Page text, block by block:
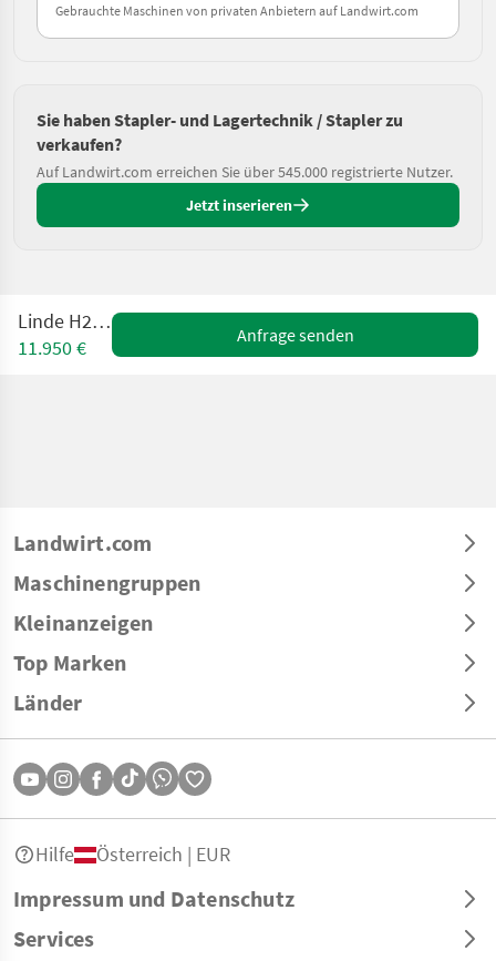
Gebrauchte Maschinen von privaten Anbietern auf Landwirt.com
Sie haben Stapler- und Lagertechnik / Stapler zu
verkaufen?
Auf Landwirt.com erreichen Sie über 545.000 registrierte Nutzer.
Jetzt inserieren
Linde H25T-02
11.950 €
Anfrage senden
Landwirt.com
Maschinengruppen
Kleinanzeigen
Top Marken
Länder
Impressum und Datenschutz
Services
Hilfe Österreich | EUR